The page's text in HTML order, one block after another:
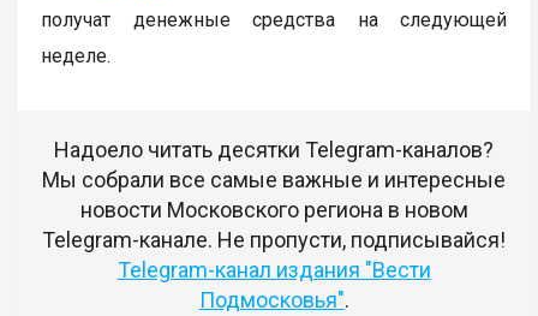
получат денежные средства на следующей
неделе.
Надоело читать десятки Telegram-каналов?
Мы собрали все самые важные и интересные
новости Московского региона в новом
Telegram-канале. Не пропусти, подписывайся!
Telegram-канал издания "Вести
Подмосковья".